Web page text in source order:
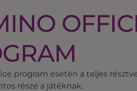
program esetén a teljes
része a játéknak.